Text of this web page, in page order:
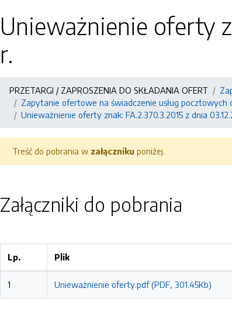
Unieważnienie oferty
r.
PRZETARGI / ZAPROSZENIA DO SKŁADANIA OFERT
Zapytanie ofertowe na świadczenie usług pocztowych
Unieważnienie oferty znak: FA.2.370.3.2015 z dnia
Treść do pobrania w załączniku poniżej.
Załączniki do pobrania
Lp. Plik
1 Unieważnienie oferty.pdf (PDF, 301.45Kb)